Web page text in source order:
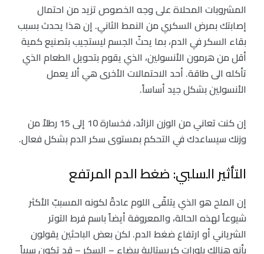
المشروبات المحلاة على وجه الخصوص تزيد من احتمال
إصابتك بمرض السكري من النمط الثاني. إن هذا يحدث بسبب
بقاء السكر في الدم، بما يحثّ الجسم ليستجيب بتصنيع كمية
أقل من هرمون الأنسولين، الذي يقوم بتحويل الطعام الذي
تأكله الى طاقة. أحد الاحتمالات الأخرى هي ألا يعمل
الأنسولين بشكل جيد أساساً.
إن كنت تعاني من الوزن الزائد، فخسارة 10 إلى 15 رطلاً من
وزنك سيساعدك في التحكم بمستوى سكر الدم بشكل فعال.
التأثير السلبي: ضغط الدم المرتفع
إن الملح هو الذي يتلقّى اللوم عادةً لكونه المسببّ الأكثر
شيوعاً لهذه الحالة، والمعروفة أيضاً باسم فرط التوتر
الشرياني أو ارتفاع ضغط الدم. لكن بعض الباحثين يقولون
بأنه هنالك بلورات كريستالية بيضاء – السكر – قد تكون سبباً